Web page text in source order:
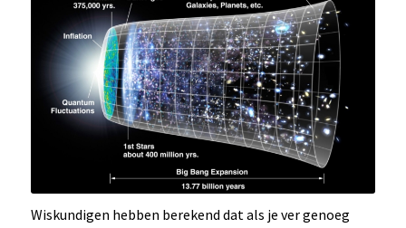
Wiskundigen hebben berekend dat als je ver genoeg